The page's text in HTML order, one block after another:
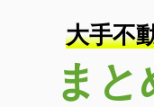
大手不
まと